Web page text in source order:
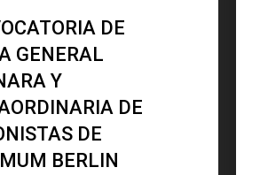
DE
GENERAL
Y
DE
DE
BERLIN